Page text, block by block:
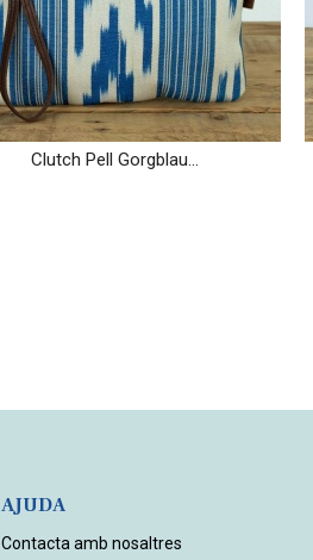
Clutch Pell Gorgblau...
AJUDA
Contacta amb nosaltres